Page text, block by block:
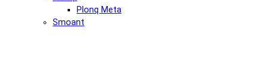
Plonq Meta
Smoant